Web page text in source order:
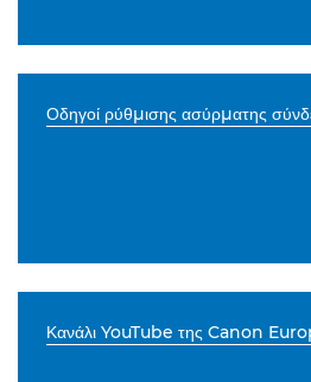
Οδηγοί ρύθμισης ασύρματης
Κανάλι YouTube της Canon